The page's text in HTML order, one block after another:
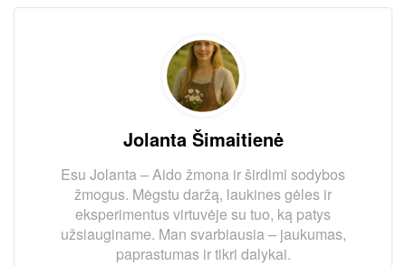
Jolanta Šimaitienė
Esu Jolanta – Aido žmona ir širdimi sodybos
žmogus. Mėgstu daržą, laukines gėles ir
eksperimentus virtuvėje su tuo, ką patys
užsiauginame. Man svarbiausia – jaukumas,
paprastumas ir tikri dalykai.